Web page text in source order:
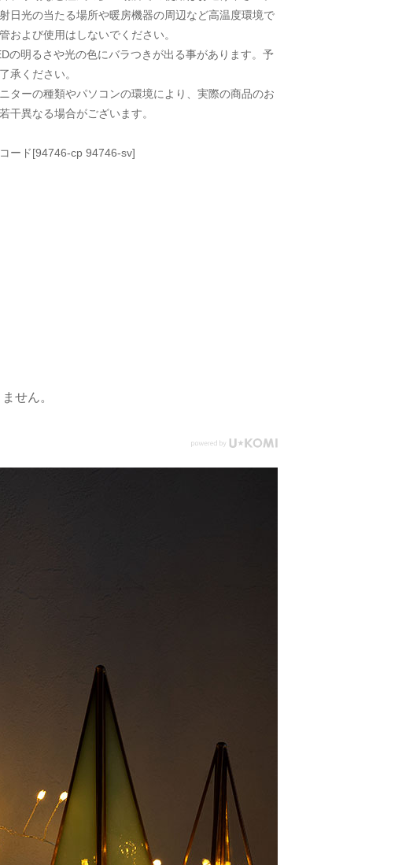
日光の当たる場所や暖房機器の周辺など高温度環境で
および使用はしないでください。
の明るさや光の色にバラつきが出る事があります。予
承ください。
ターの種類やパソコンの環境により、実際の商品のお
干異なる場合がございます。
ード[94746-cp 94746-sv]
せん。